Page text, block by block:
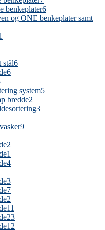
benkeplater6
og ONE benkeplater samt
stål6
6
system5
bredde2
3
9
2
1
4
3
7
2
11
23
12